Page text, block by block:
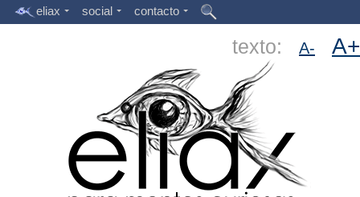
eliax social contacto
texto: A- A+